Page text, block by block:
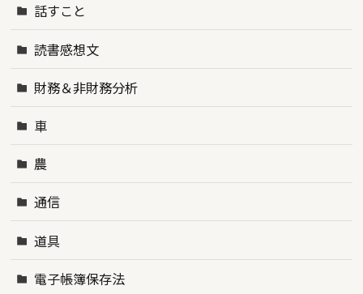
話すこと
読書感想文
財務＆非財務分析
車
農
通信
道具
電子帳簿保存法